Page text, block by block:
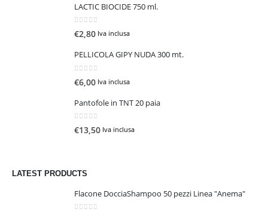
LACTIC BIOCIDE 750 ml.
0Su 5
€2,80 Iva inclusa
PELLICOLA GIPY NUDA 300 mt.
€6,00 Iva inclusa
Pantofole in TNT 20 paia
0Su 5
€13,50 Iva inclusa
LATEST PRODUCTS
Flacone DocciaShampoo 50 pezzi Linea "Anema"